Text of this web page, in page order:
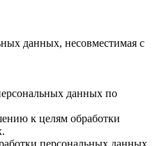
данных, несовместимая с
данных по
к целям обработки